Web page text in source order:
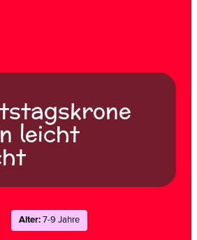
leicht
Alter: 7-9 Jahre